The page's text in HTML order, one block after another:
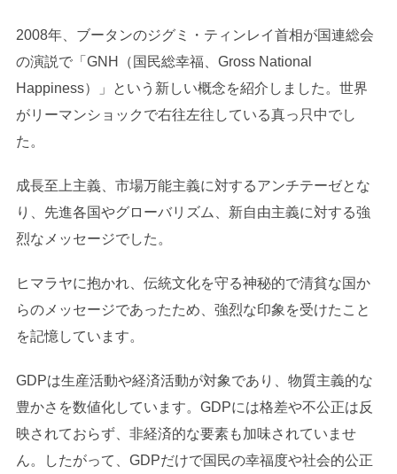
2008年、ブータンのジグミ・ティンレイ首相が国連総会
の演説で「GNH（国民総幸福、Gross National
Happiness）」という新しい概念を紹介しました。世界
がリーマンショックで右往左往している真っ只中でし
た。
成長至上主義、市場万能主義に対するアンチテーゼとな
り、先進各国やグローバリズム、新自由主義に対する強
烈なメッセージでした。
ヒマラヤに抱かれ、伝統文化を守る神秘的で清貧な国か
らのメッセージであったため、強烈な印象を受けたこと
を記憶しています。
GDPは生産活動や経済活動が対象であり、物質主義的な
豊かさを数値化しています。GDPには格差や不公正は反
映されておらず、非経済的な要素も加味されていませ
ん。したがって、GDPだけで国民の幸福度や社会的公正